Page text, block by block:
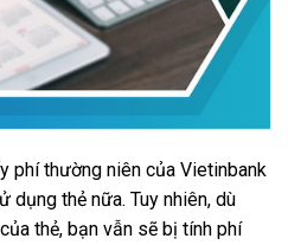
phí thường niên của Vietinbank
dụng thẻ nữa. Tuy nhiên, dù
thẻ, bạn vẫn sẽ bị tính phí